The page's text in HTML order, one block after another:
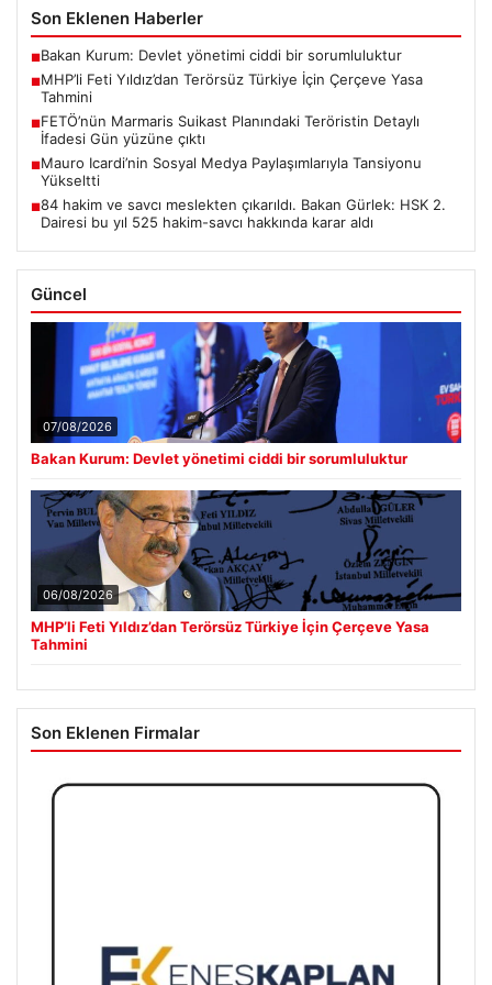
Son Eklenen Haberler
■Bakan Kurum: Devlet yönetimi ciddi bir sorumluluktur
■MHP’li Feti Yıldız’dan Terörsüz Türkiye İçin Çerçeve Yasa
Tahmini
■FETÖ’nün Marmaris Suikast Planındaki Teröristin Detaylı
İfadesi Gün yüzüne çıktı
■Mauro Icardi’nin Sosyal Medya Paylaşımlarıyla Tansiyonu
Yükseltti
■84 hakim ve savcı meslekten çıkarıldı. Bakan Gürlek: HSK 2.
Dairesi bu yıl 525 hakim-savcı hakkında karar aldı
Güncel
07/08/2026
Bakan Kurum: Devlet yönetimi ciddi bir sorumluluktur
06/08/2026
MHP’li Feti Yıldız’dan Terörsüz Türkiye İçin Çerçeve Yasa
Tahmini
Son Eklenen Firmalar